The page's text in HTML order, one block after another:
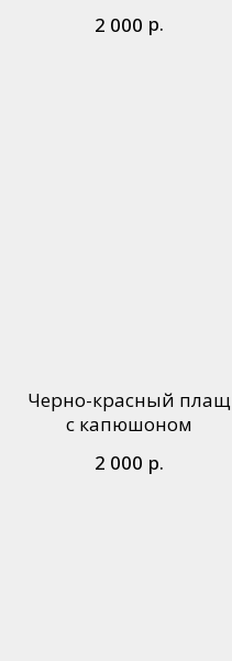
2 000 р.
Черно-красный плащ
с капюшоном
2 000 р.